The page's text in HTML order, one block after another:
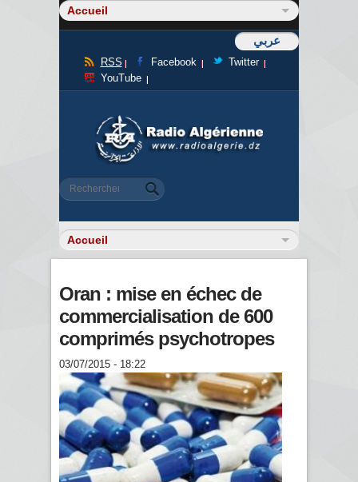
عربي
RSS Facebook
Twitter
YouTube
Formulaire de recherche
Rechercher
Oran : mise en échec de
commercialisation de 600
comprimés psychotropes
03/07/2015 - 18:22